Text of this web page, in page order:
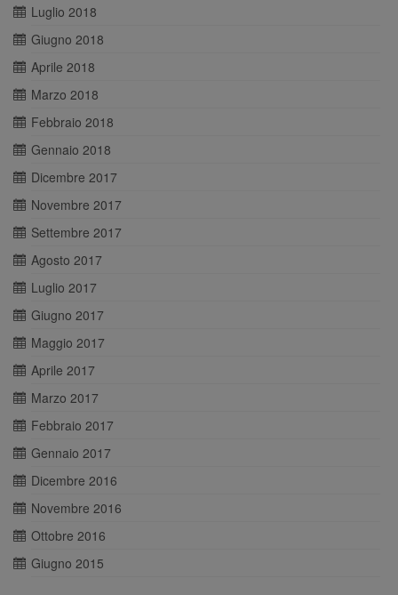
Luglio 2018
Giugno 2018
Aprile 2018
Marzo 2018
Febbraio 2018
Gennaio 2018
Dicembre 2017
Novembre 2017
Settembre 2017
Agosto 2017
Luglio 2017
Giugno 2017
Maggio 2017
Aprile 2017
Marzo 2017
Febbraio 2017
Gennaio 2017
Dicembre 2016
Novembre 2016
Ottobre 2016
Giugno 2015